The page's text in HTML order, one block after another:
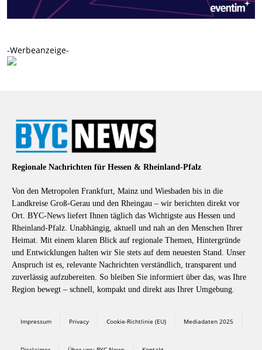
-Werbeanzeige-
Regionale Nachrichten für Hessen & Rheinland-Pfalz
Von den Metropolen Frankfurt, Mainz und Wiesbaden bis in die
Landkreise Groß-Gerau und den Rheingau – wir berichten direkt vor
Ort. BYC-News liefert Ihnen täglich das Wichtigste aus Hessen und
Rheinland-Pfalz. Unabhängig, aktuell und nah an den Menschen Ihrer
Heimat. Mit einem klaren Blick auf regionale Themen, Hintergründe
und Entwicklungen halten wir Sie stets auf dem neuesten Stand. Unser
Anspruch ist es, relevante Nachrichten verständlich, transparent und
zuverlässig aufzubereiten. So bleiben Sie informiert über das, was Ihre
Region bewegt – schnell, kompakt und direkt aus Ihrer Umgebung.
Impressum Privacy Cookie-Richtlinie (EU) Mediadaten 2025